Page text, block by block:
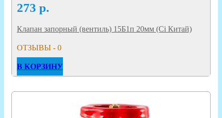
273 р.
Клапан запорный (вентиль) 15Б1п 20мм (Ci Китай)
ОТЗЫВЫ - 0
В КОРЗИНУ